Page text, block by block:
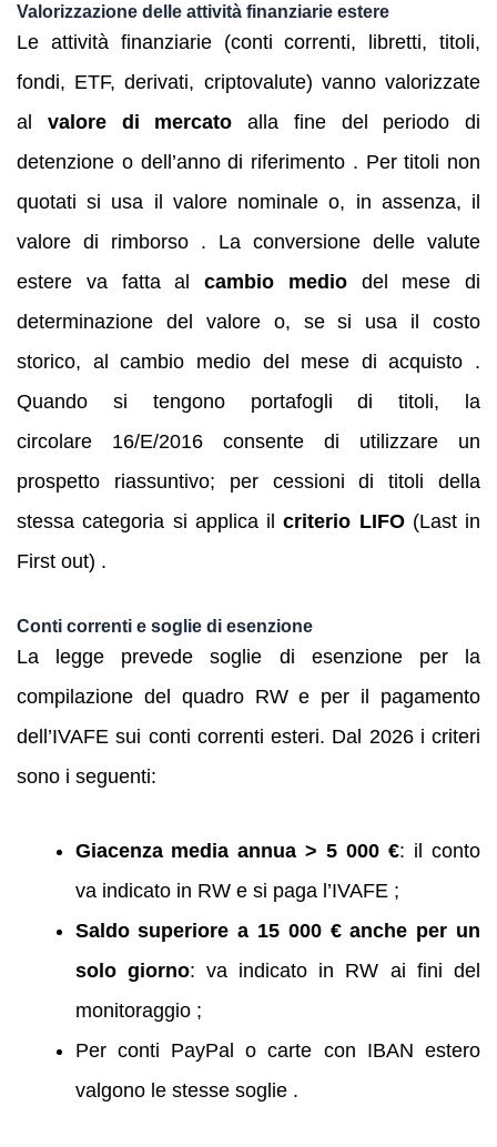
Valorizzazione delle attività finanziarie estere
Le attività finanziarie (conti correnti, libretti, titoli,
fondi, ETF, derivati, criptovalute) vanno valorizzate
al valore di mercato alla fine del periodo di
detenzione o dell’anno di riferimento . Per titoli non
quotati si usa il valore nominale o, in assenza, il
valore di rimborso . La conversione delle valute
estere va fatta al cambio mediodel mese di
determinazione del valore o, se si usa il costo
storico, al cambio medio del mese di acquisto .
Quando si tengono portafogli di titoli, la
circolare 16/E/2016 consente di utilizzare un
prospetto riassuntivo; per cessioni di titoli della
stessa categoria si applica ilcriterio LIFO(Last in
First out) .
Conti correnti e soglie di esenzione
La legge prevede soglie di esenzione per la
compilazione del quadro RW e per il pagamento
dell’IVAFE sui conti correnti esteri. Dal 2026 i criteri
sono i seguenti:
Giacenza media annua > 5 000 €: il conto
va indicato in RW e si paga l’IVAFE ;
Saldo superiore a 15 000 € anche per un
solo giorno: va indicato in RW ai fini del
monitoraggio ;
Per conti PayPal o carte con IBAN estero
valgono le stesse soglie .